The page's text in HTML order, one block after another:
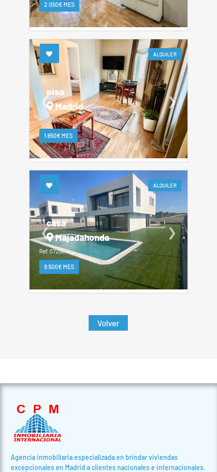
2.050€ MES
ALQUILER
piso
Madrid
Ref. 09411*
1.650€ MES
❮ ❯
ALQUILER
casa
Majadahonda
Ref. 07266
9.500€ MES
❮ ❯
Volver
Agencia inmobiliaria especializada en brindar viviendas
excepcionales en Madrid a clientes nacionales e internacionales.